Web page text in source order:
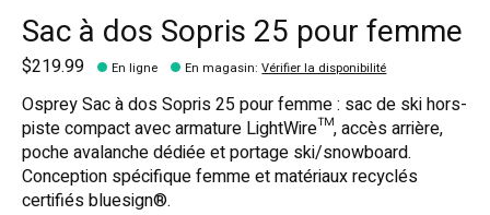
Sac à dos Sopris 25 pour femme
$219.99 En ligne En magasin:Vérifier la disponibilité
Osprey Sac à dos Sopris 25 pour femme : sac de ski hors-
piste compact avec armature LightWire™, accès arrière,
poche avalanche dédiée et portage ski/snowboard.
Conception spécifique femme et matériaux recyclés
certifiés bluesign®.